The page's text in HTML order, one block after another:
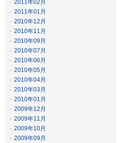
· 2011年02月
· 2011年01月
· 2010年12月
· 2010年11月
· 2010年09月
· 2010年07月
· 2010年06月
· 2010年05月
· 2010年04月
· 2010年03月
· 2010年01月
· 2009年12月
· 2009年11月
· 2009年10月
· 2009年09月